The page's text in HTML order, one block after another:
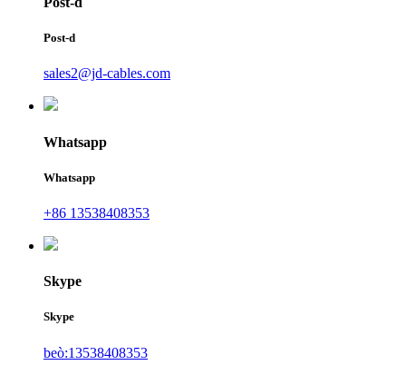
Post-d
sales2@jd-cables.com
Whatsapp
Whatsapp
+86 13538408353
Skype
Skype
beò:13538408353